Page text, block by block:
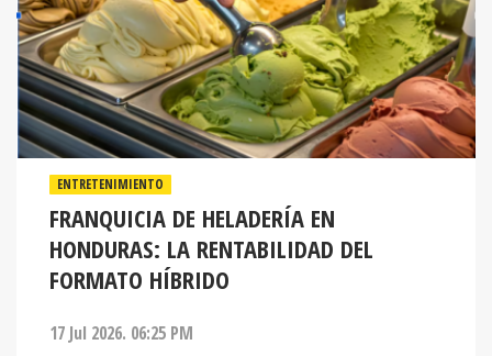
ENTRETENIMIENTO
FRANQUICIA DE HELADERÍA EN
HONDURAS: LA RENTABILIDAD DEL
FORMATO HÍBRIDO
17 Jul 2026. 06:25 PM